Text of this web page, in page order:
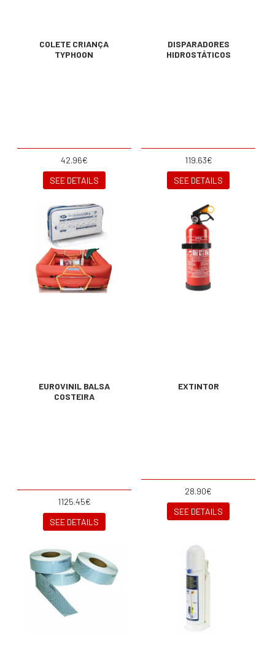
COLETE CRIANÇA
TYPHOON
42.96€
SEE DETAILS
DISPARADORES
HIDROSTÁTICOS
119.63€
SEE DETAILS
EUROVINIL BALSA
COSTEIRA
1125.45€
SEE DETAILS
EXTINTOR
28.90€
SEE DETAILS